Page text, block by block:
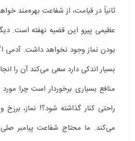
ثانیاً در قیامت، از شفاعت بهره‌مند
عظیمی پیرو این قضیه نهفته است.
بودن نماز وجود نخواهد داشت. آدمی
بسیار اندکی دارد سعی می‌کند آن را
منافع بسیاری برخوردار است چرا
راحتی کنار گذاشته شود؟! نماز،
می‌کند. ما محتاج شفاعت پیامبر